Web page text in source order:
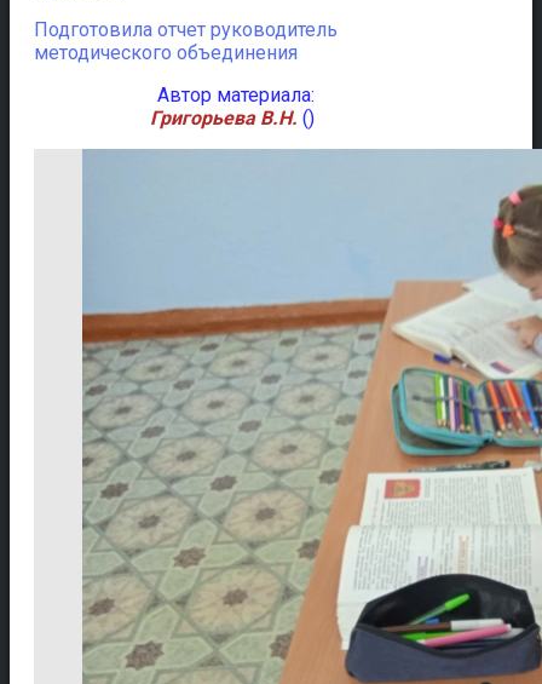
Подготовила отчет руководитель
методического объединения
Автор материала:
Григорьева В.Н. ()